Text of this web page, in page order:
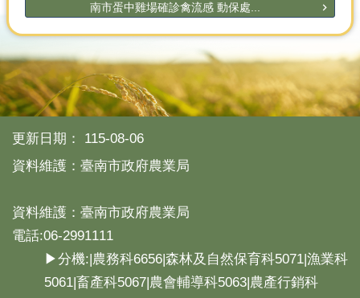
南市蛋中雞場確診禽流感 動保處...
更新日期：
115-08-06
資料維護：臺南市政府農業局
資料維護：臺南市政府農業局
電話:06-2991111
▶分機:|農務科6656|森林及自然保育科5071|漁業科
5061|畜產科5067|農會輔導科5063|農產行銷科